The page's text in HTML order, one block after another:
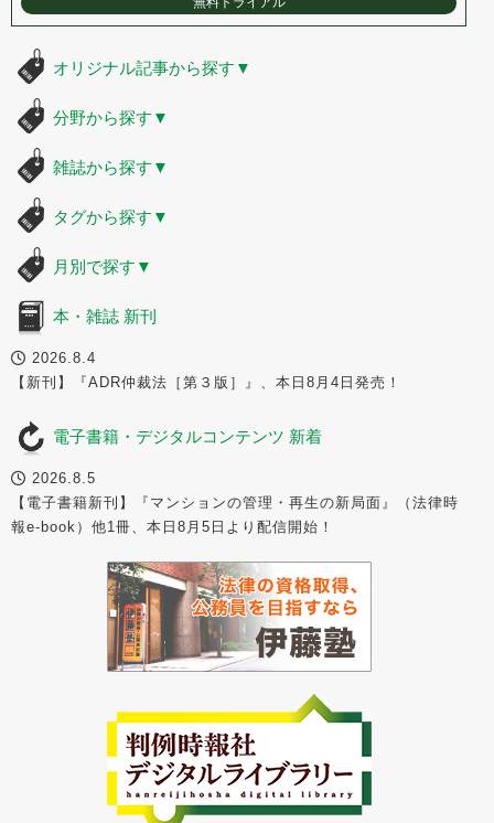
オリジナル記事から探す ▼
分野から探す ▼
雑誌から探す ▼
タグから探す ▼
月別で探す ▼
本・雑誌 新刊
2026.8.4
【新刊】『ADR仲裁法［第３版］』、本日8月4日発売！
電子書籍・デジタルコンテンツ 新着
2026.8.5
【電子書籍新刊】『マンションの管理・再生の新局面』（法律時
報e-book）他1冊、本日8月5日より配信開始！